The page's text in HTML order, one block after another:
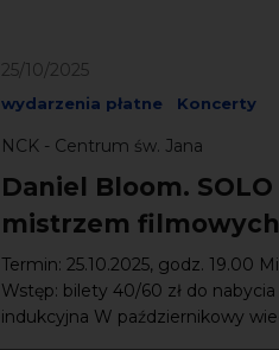
25/10/2025
wydarzenia płatne Koncerty
NCK - Centrum św. Jana
Daniel Bloom.
mistrzem
Termin: 25.10.2025, godz. 19.00
Wstęp: bilety 40/60 zł do
indukcyjna W październikowy